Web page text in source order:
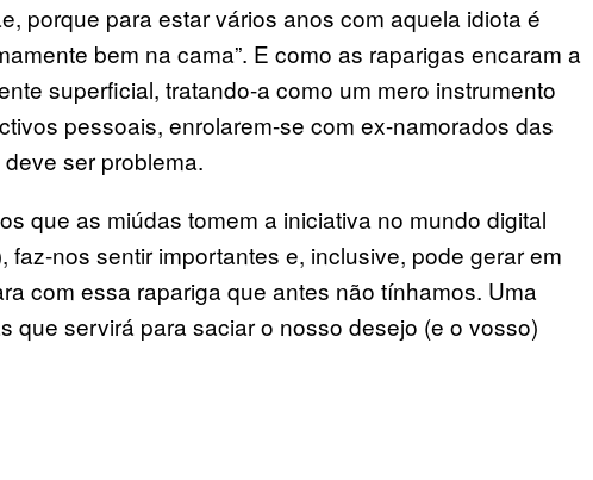
porque para estar vários anos com aquela idiota é
bem na cama”. E como as raparigas encaram a
superficial, tratando-a como um mero instrumento
pessoais, enrolarem-se com ex-namorados das
ser problema.
que as miúdas tomem a iniciativa no mundo digital
faz-nos sentir importantes e, inclusive, pode gerar em
com essa rapariga que antes não tínhamos. Uma
que servirá para saciar o nosso desejo (e o vosso)